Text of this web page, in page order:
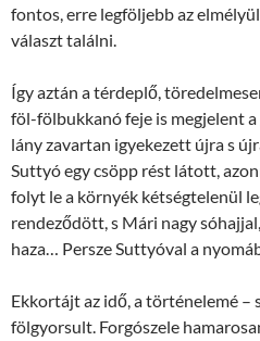
fontos, erre legföljebb az
választ találni.
Így aztán a térdeplő,
föl-fölbukkanó feje is megjelent
lány zavartan igyekezett újra s
Suttyó egy csöpp rést látott,
folyt le a környék kétségtelenül
rendeződött, s Mári nagy
haza… Persze Suttyóval a
Ekkortájt az idő, a történelemé –
fölgyorsult. Forgószele